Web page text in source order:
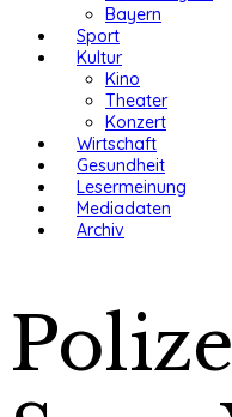
Bayern
Sport
Kultur
Kino
Theater
Konzert
Wirtschaft
Gesundheit
Lesermeinung
Mediadaten
Archiv